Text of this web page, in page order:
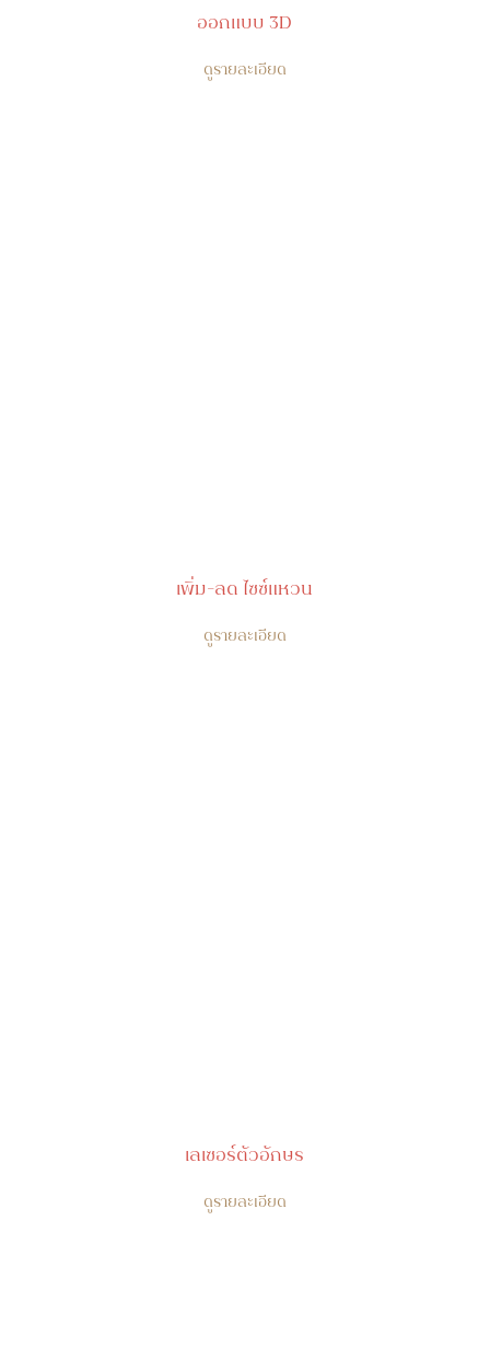
ออกแบบ 3D
ดูรายละเอียด
เพิ่ม-ลด ไซซ์แหวน
ดูรายละเอียด
เลเซอร์ตัวอักษร
ดูรายละเอียด